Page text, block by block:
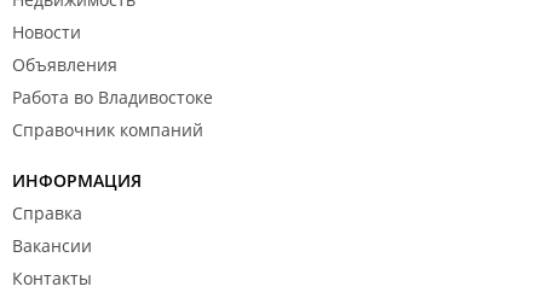
Новости
Объявления
Работа во Владивостоке
Справочник компаний
ИНФОРМАЦИЯ
Справка
Вакансии
Контакты